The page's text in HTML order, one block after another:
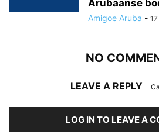
Arubaanse
Amigoe Aruba -
NO
LEAVE A REPLY
LOG IN TO LEAVE A